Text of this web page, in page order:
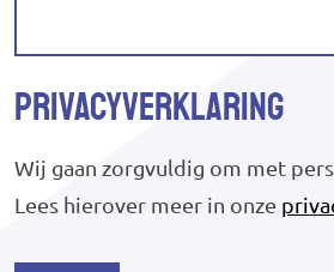
Privacyverklaring
Wij gaan zorgvuldig om met
Lees hierover meer in onze